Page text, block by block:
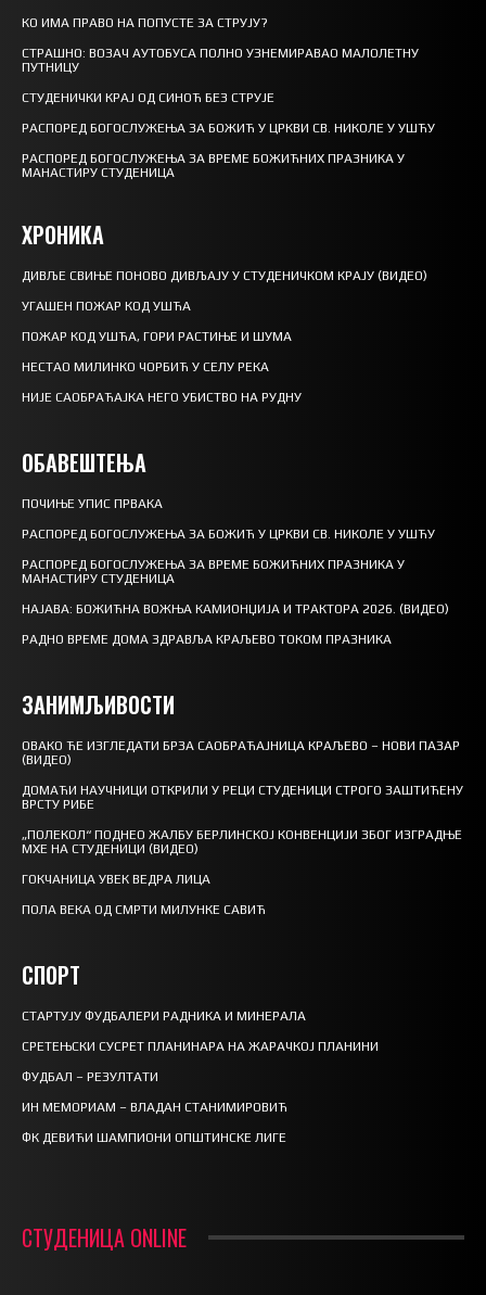
КО ИМА ПРАВО НА ПОПУСТЕ ЗА СТРУЈУ?
СТРАШНО: ВОЗАЧ АУТОБУСА ПОЛНО УЗНЕМИРАВАО МАЛОЛЕТНУ
ПУТНИЦУ
СТУДЕНИЧКИ КРАЈ ОД СИНОЋ БЕЗ СТРУЈЕ
РАСПОРЕД БОГОСЛУЖЕЊА ЗА БОЖИЋ У ЦРКВИ СВ. НИКОЛЕ У УШЋУ
РАСПОРЕД БОГОСЛУЖЕЊА ЗА ВРЕМЕ БОЖИЋНИХ ПРАЗНИКА У
МАНАСТИРУ СТУДЕНИЦА
ХРОНИКА
ДИВЉЕ СВИЊЕ ПОНОВО ДИВЉАЈУ У СТУДЕНИЧКОМ КРАЈУ (ВИДЕО)
УГАШЕН ПОЖАР КОД УШЋА
ПОЖАР КОД УШЋА, ГОРИ РАСТИЊЕ И ШУМА
НЕСТАО МИЛИНКО ЧОРБИЋ У СЕЛУ РЕКА
НИЈЕ САОБРАЋАЈКА НЕГО УБИСТВО НА РУДНУ
ОБАВЕШТЕЊА
ПОЧИЊЕ УПИС ПРВАКА
РАСПОРЕД БОГОСЛУЖЕЊА ЗА БОЖИЋ У ЦРКВИ СВ. НИКОЛЕ У УШЋУ
РАСПОРЕД БОГОСЛУЖЕЊА ЗА ВРЕМЕ БОЖИЋНИХ ПРАЗНИКА У
МАНАСТИРУ СТУДЕНИЦА
НАЈАВА: БОЖИЋНА ВОЖЊА КАМИОНЏИЈА И ТРАКТОРА 2026. (ВИДЕО)
РАДНО ВРЕМЕ ДОМА ЗДРАВЉА КРАЉЕВО ТОКОМ ПРАЗНИКА
ЗАНИМЉИВОСТИ
ОВАКО ЋЕ ИЗГЛЕДАТИ БРЗА САОБРАЋАЈНИЦА КРАЉЕВО – НОВИ ПАЗАР
(ВИДЕО)
ДОМАЋИ НАУЧНИЦИ ОТКРИЛИ У РЕЦИ СТУДЕНИЦИ СТРОГО ЗАШТИЋЕНУ
ВРСТУ РИБЕ
„ПОЛЕКОЛ“ ПОДНЕО ЖАЛБУ БЕРЛИНСКОЈ КОНВЕНЦИЈИ ЗБОГ ИЗГРАДЊЕ
МХЕ НА СТУДЕНИЦИ (ВИДЕО)
ГОКЧАНИЦА УВЕК ВЕДРА ЛИЦА
ПОЛА ВЕКА ОД СМРТИ МИЛУНКЕ САВИЋ
СПОРТ
СТАРТУЈУ ФУДБАЛЕРИ РАДНИКА И МИНЕРАЛА
СРЕТЕЊСКИ СУСРЕТ ПЛАНИНАРА НА ЖАРАЧКОЈ ПЛАНИНИ
ФУДБАЛ – РЕЗУЛТАТИ
ИН МЕМОРИАМ – ВЛАДАН СТАНИМИРОВИЋ
ФК ДЕВИЋИ ШАМПИОНИ ОПШТИНСКЕ ЛИГЕ
СТУДЕНИЦА ONLINE